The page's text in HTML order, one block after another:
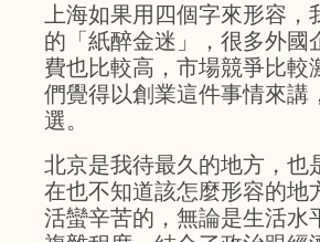
上海如果用四個字來形容，
的「紙醉金迷」，很多外國
費也比較高，市場競爭比較
們覺得以創業這件事情來講
選。
北京是我待最久的地方，也
在也不知道該怎麼形容的地
活蠻辛苦的，無論是生活水